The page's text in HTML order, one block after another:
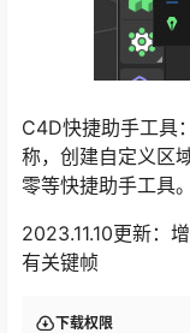
C4D快捷助手工具
称，创建自定义区
零等快捷助手工具
2023.11.10更新：
有关键帧
下载权限